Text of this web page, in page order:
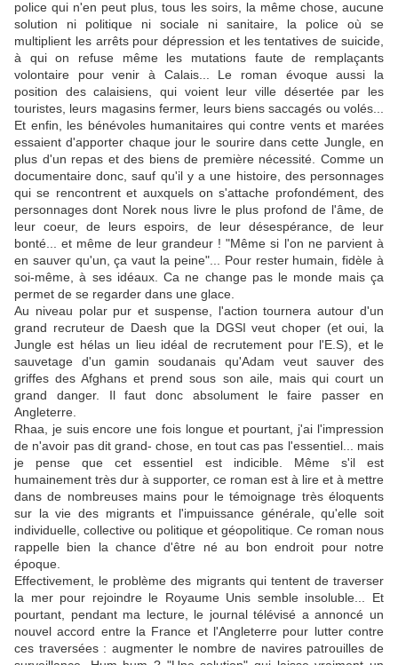
police qui n'en peut plus, tous les soirs, la même chose, aucune
solution ni politique ni sociale ni sanitaire, la police où se
multiplient les arrêts pour dépression et les tentatives de suicide,
à qui on refuse même les mutations faute de remplaçants
volontaire pour venir à Calais... Le roman évoque aussi la
position des calaisiens, qui voient leur ville désertée par les
touristes, leurs magasins fermer, leurs biens saccagés ou volés...
Et enfin, les bénévoles humanitaires qui contre vents et marées
essaient d'apporter chaque jour le sourire dans cette Jungle, en
plus d'un repas et des biens de première nécessité. Comme un
documentaire donc, sauf qu'il y a une histoire, des personnages
qui se rencontrent et auxquels on s'attache profondément, des
personnages dont Norek nous livre le plus profond de l'âme, de
leur coeur, de leurs espoirs, de leur désespérance, de leur
bonté... et même de leur grandeur ! "Même si l'on ne parvient à
en sauver qu'un, ça vaut la peine"... Pour rester humain, fidèle à
soi-même, à ses idéaux. Ca ne change pas le monde mais ça
permet de se regarder dans une glace.
Au niveau polar pur et suspense, l'action tournera autour d'un
grand recruteur de Daesh que la DGSI veut choper (et oui, la
Jungle est hélas un lieu idéal de recrutement pour l'E.S), et le
sauvetage d'un gamin soudanais qu'Adam veut sauver des
griffes des Afghans et prend sous son aile, mais qui court un
grand danger. Il faut donc absolument le faire passer en
Angleterre.
Rhaa, je suis encore une fois longue et pourtant, j'ai l'impression
de n'avoir pas dit grand- chose, en tout cas pas l'essentiel... mais
je pense que cet essentiel est indicible. Même s'il est
humainement très dur à supporter, ce roman est à lire et à mettre
dans de nombreuses mains pour le témoignage très éloquents
sur la vie des migrants et l'impuissance générale, qu'elle soit
individuelle, collective ou politique et géopolitique. Ce roman nous
rappelle bien la chance d'être né au bon endroit pour notre
époque.
Effectivement, le problème des migrants qui tentent de traverser
la mer pour rejoindre le Royaume Unis semble insoluble... Et
pourtant, pendant ma lecture, le journal télévisé a annoncé un
nouvel accord entre la France et l'Angleterre pour lutter contre
ces traversées : augmenter le nombre de navires patrouilles de